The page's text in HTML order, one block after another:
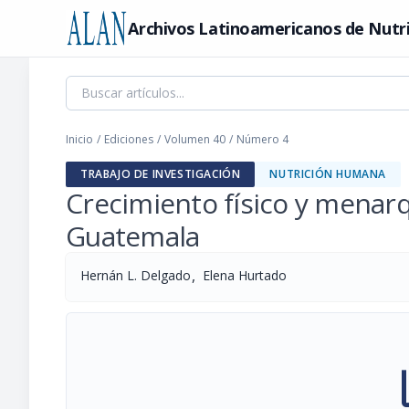
Archivos Latinoamericanos de
Inicio / Ediciones / Volumen 40 / Número 4
TRABAJO DE INVESTIGACIÓN NUTRICIÓN HUMANA
Crecimiento físico y
Guatemala
Hernán L. Delgado, Elena Hurtado